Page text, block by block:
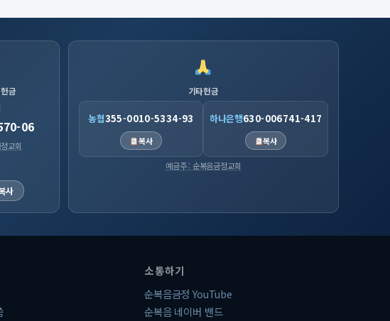
금
06
교회
사
기타헌금
농협355-0010-5334-93
복사
하나은행630-006741-417
복사
예금주 : 순복음금정교회
소통하기
순복음금정 YouTube
순복음 네이버 밴드